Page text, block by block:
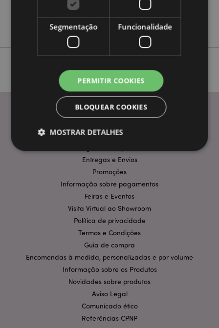
Não
INFORMAÇÃO
Entregas e Envios
Promoções
Informação sobre pagamentos
Feiras e Eventos
Visita Virtual ao Showroom
Política de privacidade
Termos e Condições
Guia de compra
Encomendas à medida, personalizadas e por volume
Informação sobre os Produtos
Novidades sobre produtos
Aviso Legal
Comunicado ético
Referências CPNP
Segmentação Funcionalidade
PERMITIR COOKIES
BLOQUEAR COOKIES
MOSTRAR DETALHES
Estritamente necessários
Segmentação
Funcionalidade
funcionalidades centrais do website, tais como login
de utilizador e gestão de conta. O sítio web não
pode ser utilizado correctamente sem os cookies
estritamente necessários.
Domínio
CookieScriptConsent
CookieScript